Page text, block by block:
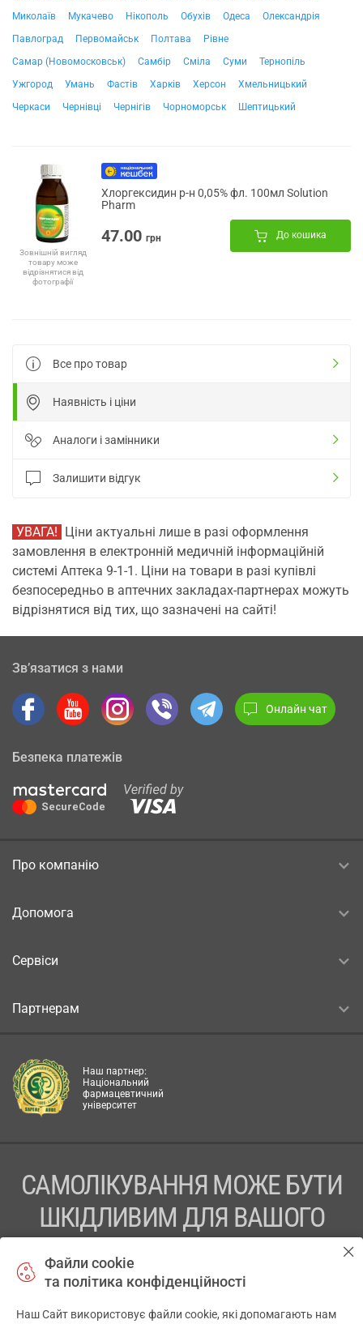
Миколаїв
Мукачево Нікополь Обухів Одеса
Олександрія
Павлоград
Первомайськ Полтава
Рівне
Самар (Новомосковськ)
Самбір Сміла Суми
Тернопіль
Ужгород
Умань Фастів Харків Херсон
Хмельницький
Черкаси
Чернівці Чернігів Чорноморськ Шептицький
Зовнішній вигляд
товару може
відрізнятися від
фотографії
Хлоргексидин р-н 0,05% фл. 100мл Solution
Pharm
47.00 грн До кошика
Все про товар
Наявність і ціни
Аналоги і замінники
Залишити відгук
УВАГА! Ціни актуальні лише в разі оформлення
замовлення в електронній медичній інформаційній
системі Аптека 9-1-1. Ціни на товари в разі купівлі
безпосередньо в аптечних закладах-партнерах можуть
відрізнятися від тих, що зазначені на сайті!
Зв’язатися з нами
Онлайн чат
Безпека платежів
Про компанію
Допомога
Сервіси
Партнерам
Наш партнер:
Національний
фармацевтичний
університет
САМОЛІКУВАННЯ МОЖЕ БУТИ
ШКІДЛИВИМ ДЛЯ ВАШОГО
ПЕРЕД ЗАСТОСУВАННЯМ ПРЕПАРАТУ ПРОКОНСУЛЬТУЙТЕСЬ
Файли cookie
та політика конфіденційності
Наш Сайт використовує файли cookie, які допомагають нам